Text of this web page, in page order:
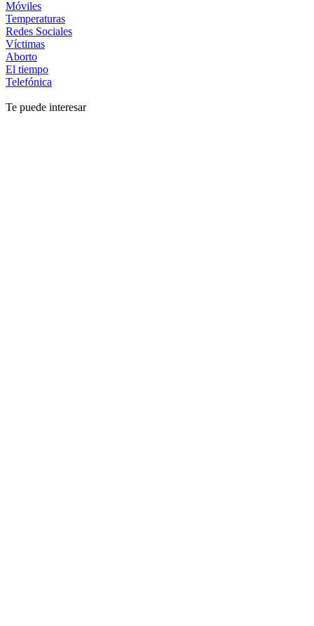
Móviles
Temperaturas
Redes Sociales
Víctimas
Aborto
El tiempo
Telefónica
Te puede interesar